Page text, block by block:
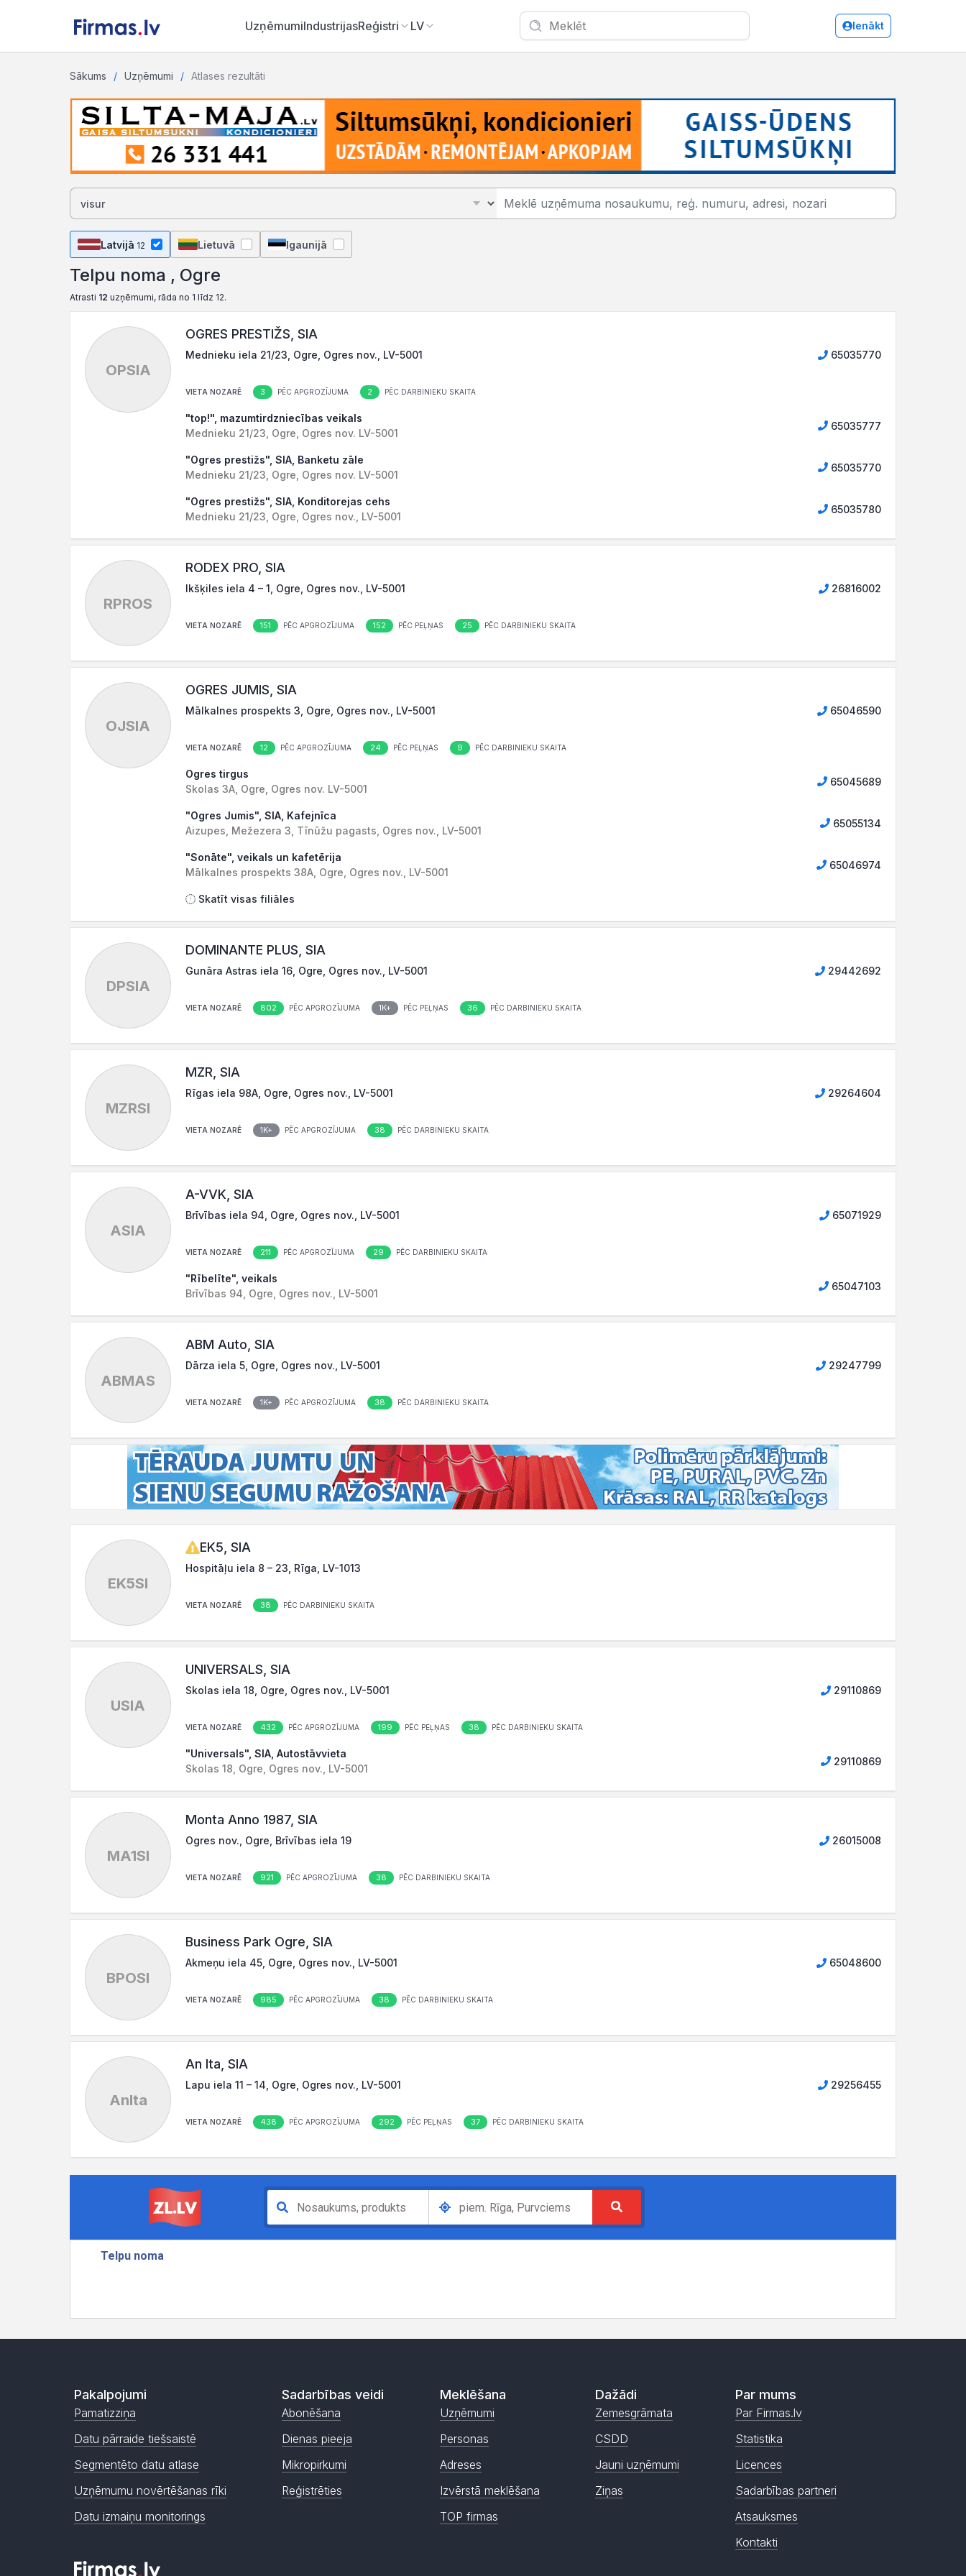
UzņēmumiIndustrijasReģistri LV Ienākt
Sākums Uzņēmumi Atlases rezultāti
Ogre/Telpu noma
Latvijā 12 Lietuvā Igaunijā
Telpu noma , Ogre
Atrasti 12 uzņēmumi, rāda no 1 līdz 12.
OPSIA
OGRES PRESTIŽS, SIA
Mednieku iela 21/23, Ogre, Ogres nov., LV-5001 65035770
VIETA NOZARĒ 3 PĒC APGROZĪJUMA 2 PĒC DARBINIEKU SKAITA
"top!", mazumtirdzniecības veikals
Mednieku 21/23, Ogre, Ogres nov. LV-5001
65035777
"Ogres prestižs", SIA, Banketu zāle
Mednieku 21/23, Ogre, Ogres nov. LV-5001
65035770
"Ogres prestižs", SIA, Konditorejas cehs
Mednieku 21/23, Ogre, Ogres nov., LV-5001
65035780
RPROS
RODEX PRO, SIA
Ikšķiles iela 4 – 1, Ogre, Ogres nov., LV-5001 26816002
VIETA NOZARĒ 151 PĒC APGROZĪJUMA 152 PĒC PEĻŅAS 25 PĒC DARBINIEKU SKAITA
OJSIA
OGRES JUMIS, SIA
Mālkalnes prospekts 3, Ogre, Ogres nov., LV-5001 65046590
VIETA NOZARĒ 12 PĒC APGROZĪJUMA 24 PĒC PEĻŅAS 9 PĒC DARBINIEKU SKAITA
Ogres tirgus
Skolas 3A, Ogre, Ogres nov. LV-5001
65045689
"Ogres Jumis", SIA, Kafejnīca
Aizupes, Mežezera 3, Tīnūžu pagasts, Ogres nov., LV-5001
65055134
"Sonāte", veikals un kafetērija
Mālkalnes prospekts 38A, Ogre, Ogres nov., LV-5001
65046974
Skatīt visas filiāles
DPSIA
DOMINANTE PLUS, SIA
Gunāra Astras iela 16, Ogre, Ogres nov., LV-5001 29442692
VIETA NOZARĒ 802 PĒC APGROZĪJUMA 1K+ PĒC PEĻŅAS 36 PĒC DARBINIEKU SKAITA
MZRSI
MZR, SIA
Rīgas iela 98A, Ogre, Ogres nov., LV-5001 29264604
VIETA NOZARĒ 1K+ PĒC APGROZĪJUMA 38 PĒC DARBINIEKU SKAITA
ASIA
A-VVK, SIA
Brīvības iela 94, Ogre, Ogres nov., LV-5001 65071929
VIETA NOZARĒ 211 PĒC APGROZĪJUMA 29 PĒC DARBINIEKU SKAITA
"Rībelīte", veikals
Brīvības 94, Ogre, Ogres nov., LV-5001
65047103
ABMAS
ABM Auto, SIA
Dārza iela 5, Ogre, Ogres nov., LV-5001 29247799
VIETA NOZARĒ 1K+ PĒC APGROZĪJUMA 38 PĒC DARBINIEKU SKAITA
EK5SI
EK5, SIA
Hospitāļu iela 8 – 23, Rīga, LV-1013
VIETA NOZARĒ 38 PĒC DARBINIEKU SKAITA
USIA
UNIVERSALS, SIA
Skolas iela 18, Ogre, Ogres nov., LV-5001 29110869
VIETA NOZARĒ 432 PĒC APGROZĪJUMA 199 PĒC PEĻŅAS 38 PĒC DARBINIEKU SKAITA
"Universals", SIA, Autostāvvieta
Skolas 18, Ogre, Ogres nov., LV-5001
29110869
MA1SI
Monta Anno 1987, SIA
Ogres nov., Ogre, Brīvības iela 19 26015008
VIETA NOZARĒ 921 PĒC APGROZĪJUMA 38 PĒC DARBINIEKU SKAITA
BPOSI
Business Park Ogre, SIA
Akmeņu iela 45, Ogre, Ogres nov., LV-5001 65048600
VIETA NOZARĒ 985 PĒC APGROZĪJUMA 38 PĒC DARBINIEKU SKAITA
AnIta
An Ita, SIA
Lapu iela 11 – 14, Ogre, Ogres nov., LV-5001 29256455
VIETA NOZARĒ 438 PĒC APGROZĪJUMA 292 PĒC PEĻŅAS 37 PĒC DARBINIEKU SKAITA
Pakalpojumi
Pamatizziņa
Datu pārraide tiešsaistē
Segmentēto datu atlase
Uzņēmumu novērtēšanas rīki
Datu izmaiņu monitorings
Sadarbības veidi
Abonēšana
Dienas pieeja
Mikropirkumi
Reģistrēties
Meklēšana
Uzņēmumi
Personas
Adreses
Izvērstā meklēšana
TOP firmas
Dažādi
Zemesgrāmata
CSDD
Jauni uzņēmumi
Ziņas
Par mums
Par Firmas.lv
Statistika
Licences
Sadarbības partneri
Atsauksmes
Kontakti